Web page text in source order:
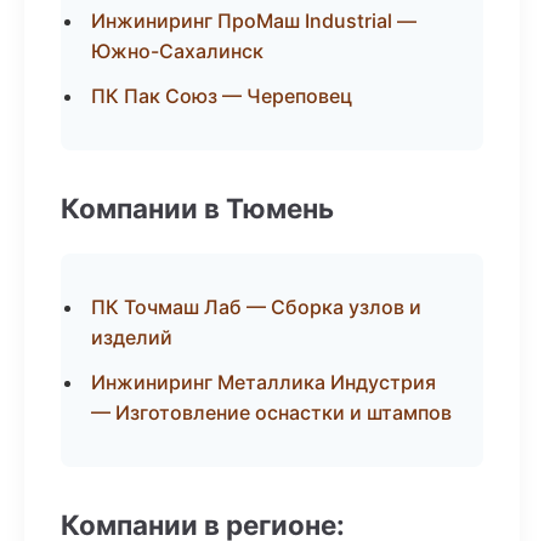
Инжиниринг ПроМаш Industrial —
Южно-Сахалинск
ПК Пак Союз — Череповец
Компании в Тюмень
ПК Точмаш Лаб — Сборка узлов и
изделий
Инжиниринг Металлика Индустрия
— Изготовление оснастки и штампов
Компании в регионе: